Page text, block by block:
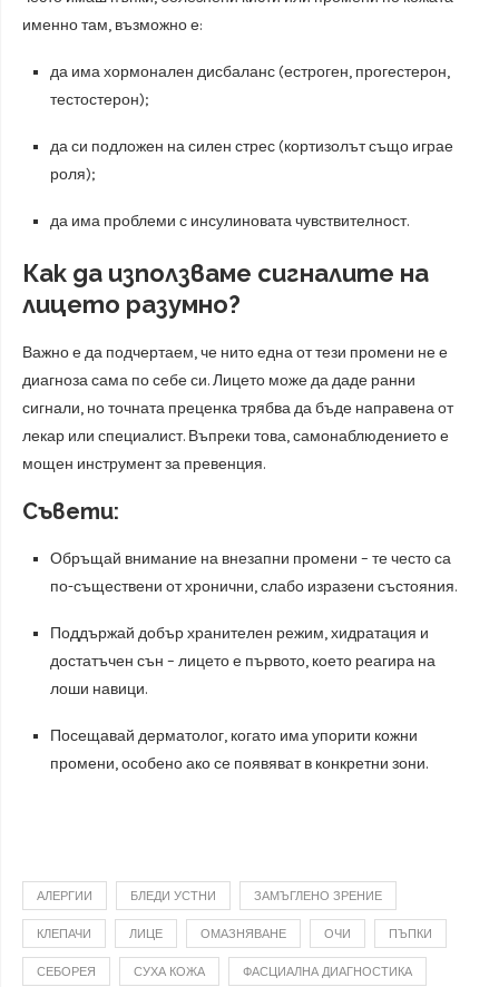
именно там, възможно е:
да има хормонален дисбаланс (естроген, прогестерон,
тестостерон);
да си подложен на силен стрес (кортизолът също играе
роля);
да има проблеми с инсулиновата чувствителност.
Как да използваме сигналите на
лицето разумно?
Важно е да подчертаем, че нито една от тези промени не е
диагноза сама по себе си. Лицето може да даде ранни
сигнали, но точната преценка трябва да бъде направена от
лекар или специалист. Въпреки това, самонаблюдението е
мощен инструмент за превенция.
Съвети:
Обръщай внимание на внезапни промени – те често са
по-съществени от хронични, слабо изразени състояния.
Поддържай добър хранителен режим, хидратация и
достатъчен сън – лицето е първото, което реагира на
лоши навици.
Посещавай дерматолог, когато има упорити кожни
промени, особено ако се появяват в конкретни зони.
АЛЕРГИИ БЛЕДИ УСТНИ ЗАМЪГЛЕНО ЗРЕНИЕ
КЛЕПАЧИ ЛИЦЕ ОМАЗНЯВАНЕ ОЧИ ПЪПКИ
СЕБОРЕЯ СУХА КОЖА ФАСЦИАЛНА ДИАГНОСТИКА